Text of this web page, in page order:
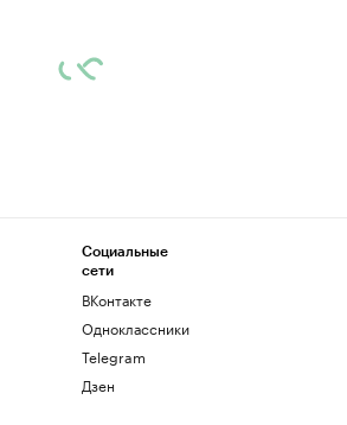
Социальные
сети
ВКонтакте
Одноклассники
Telegram
Дзен